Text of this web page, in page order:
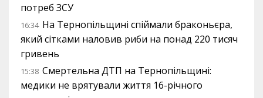
потреб ЗСУ
16:34 На Тернопільщині спіймали браконьєра,
який сітками наловив риби на понад 220 тисяч
гривень
15:38 Смертельна ДТП на Тернопільщині:
медики не врятували життя 16-річного